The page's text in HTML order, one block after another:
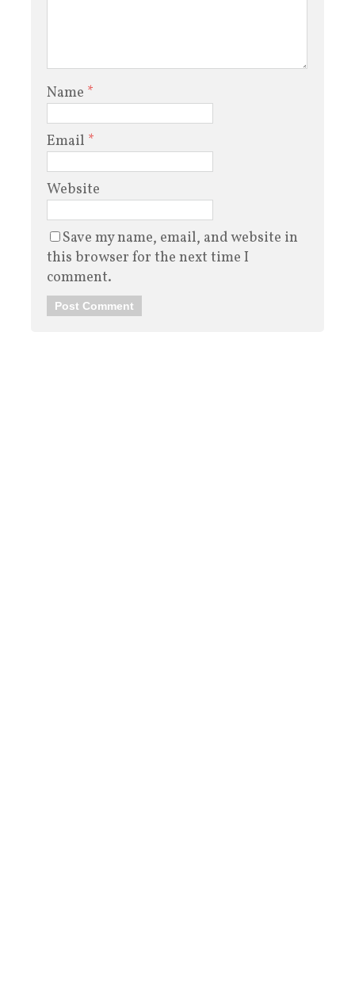
Name *
Email *
Website
Save my name, email, and website in
this browser for the next time I
comment.